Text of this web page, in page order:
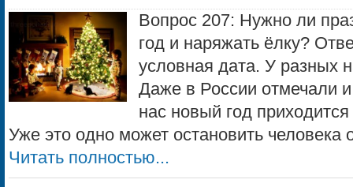
Вопрос 207: Нужно ли
год и наряжать ёлку?
условная дата. У разных
Даже в России отмечали
нас новый год
Уже это одно может остановить человека
Читать полностью...